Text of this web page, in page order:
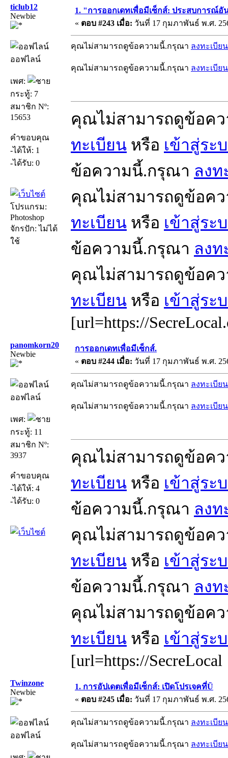
ticlub12
Newbie
ออฟไลน์
เพศ:
กระทู้: 7
สมาชิก Nº:
15653
คำขอบคุณ
-ได้ให้: 1
-ได้รับ: 0
โปรแกรม:
Photoshop
จักรปัก: ไม่ได้
ใช้
1. "การออกเดทเพื่อมีเซ็กส์: ประสบการณ์อั
« ตอบ #243 เมื่อ: วันที่ 17 กุมภาพันธ์ พ.ศ.
คุณไม่สามารถดูข้อความนี้.กรุณา ลงทะเบียน
คุณไม่สามารถดูข้อความนี้.กรุณา ลงทะเบียน
คุณไม่สามารถดูข้อค
ทะเบียน หรือ เข้าสู่ระ
ข้อความนี้.กรุณา ลงท
คุณไม่สามารถดูข้อค
ทะเบียน หรือ เข้าสู่ระ
ข้อความนี้.กรุณา ลงท
คุณไม่สามารถดูข้อค
ทะเบียน หรือ เข้าสู่ระ
[url=https://
panomkorn20
Newbie
ออฟไลน์
เพศ:
กระทู้: 11
สมาชิก Nº:
3937
คำขอบคุณ
-ได้ให้: 4
-ได้รับ: 0
การออกเดทเพื่อมีเซ็กส์.
« ตอบ #244 เมื่อ: วันที่ 17 กุมภาพันธ์ พ.ศ.
คุณไม่สามารถดูข้อความนี้.กรุณา ลงทะเบียน
คุณไม่สามารถดูข้อความนี้.กรุณา ลงทะเบียน
คุณไม่สามารถดูข้อค
ทะเบียน หรือ เข้าสู่ระ
ข้อความนี้.กรุณา ลงท
คุณไม่สามารถดูข้อค
ทะเบียน หรือ เข้าสู่ระ
ข้อความนี้.กรุณา ลงท
คุณไม่สามารถดูข้อค
ทะเบียน หรือ เข้าสู่ระ
[url=https://SecreLocal
Twinzone
Newbie
ออฟไลน์
1. การอัปเดตเพื่อมีเซ็กส์: เปิดโปรเจคที่Ũ
« ตอบ #245 เมื่อ: วันที่ 17 กุมภาพันธ์ พ.ศ.
คุณไม่สามารถดูข้อความนี้.กรุณา ลงทะเบียน
คุณไม่สามารถดูข้อความนี้.กรุณา ลงทะเบียน